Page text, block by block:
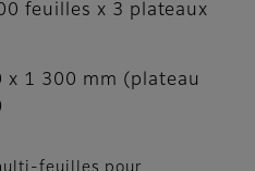
feuilles x 3 plateaux
x 1 300 mm (plateau
feuilles pour